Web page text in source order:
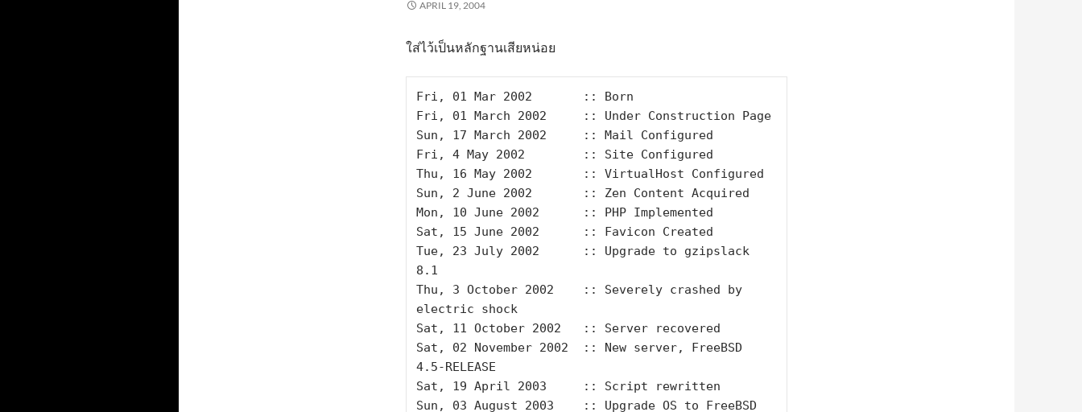
APRIL 19, 2004
ใส่ไว้เป็นหลักฐานเสียหน่อย
Fri, 01 Mar 2002       :: Born
Fri, 01 March 2002     :: Under Construction Page
Sun, 17 March 2002     :: Mail Configured
Fri, 4 May 2002        :: Site Configured
Thu, 16 May 2002       :: VirtualHost Configured
Sun, 2 June 2002       :: Zen Content Acquired
Mon, 10 June 2002      :: PHP Implemented
Sat, 15 June 2002      :: Favicon Created
Tue, 23 July 2002      :: Upgrade to gzipslack
8.1
Thu, 3 October 2002    :: Severely crashed by
electric shock
Sat, 11 October 2002   :: Server recovered
Sat, 02 November 2002  :: New server, FreeBSD
4.5-RELEASE
Sat, 19 April 2003     :: Script rewritten
Sun, 03 August 2003    :: Upgrade OS to FreeBSD